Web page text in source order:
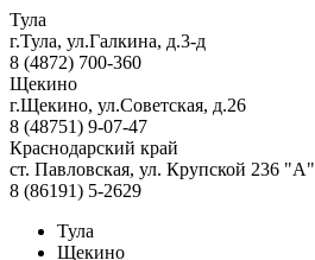
Тула
г.Тула, ул.Галкина, д.3-д
8 (4872) 700-360
Щекино
г.Щекино, ул.Советская, д.26
8 (48751) 9-07-47
Краснодарский край
ст. Павловская, ул. Крупской 236 "А"
8 (86191) 5-2629
Тула
Щекино